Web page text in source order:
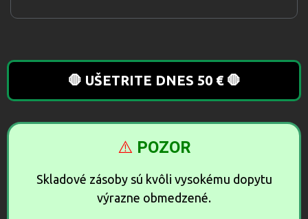
🛑 UŠETRITE DNES 50 € 🛑
⚠️ POZOR
Skladové zásoby sú kvôli vysokému dopytu
výrazne obmedzené.